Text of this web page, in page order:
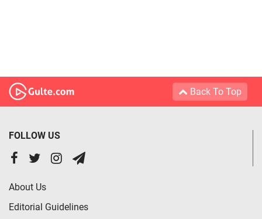
Back To Top
FOLLOW US
About Us
Editorial Guidelines